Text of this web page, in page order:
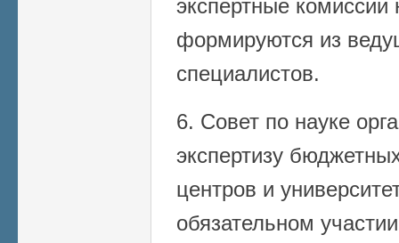
экспертные комиссии
формируются из
специалистов.
6. Совет по науке
экспертизу
центров и
обязательном